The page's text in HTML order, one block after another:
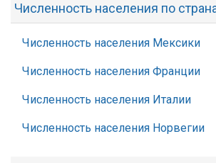
Численность населения по
Численность населения Мексики
Численность населения Франции
Численность населения Италии
Численность населения Норвегии